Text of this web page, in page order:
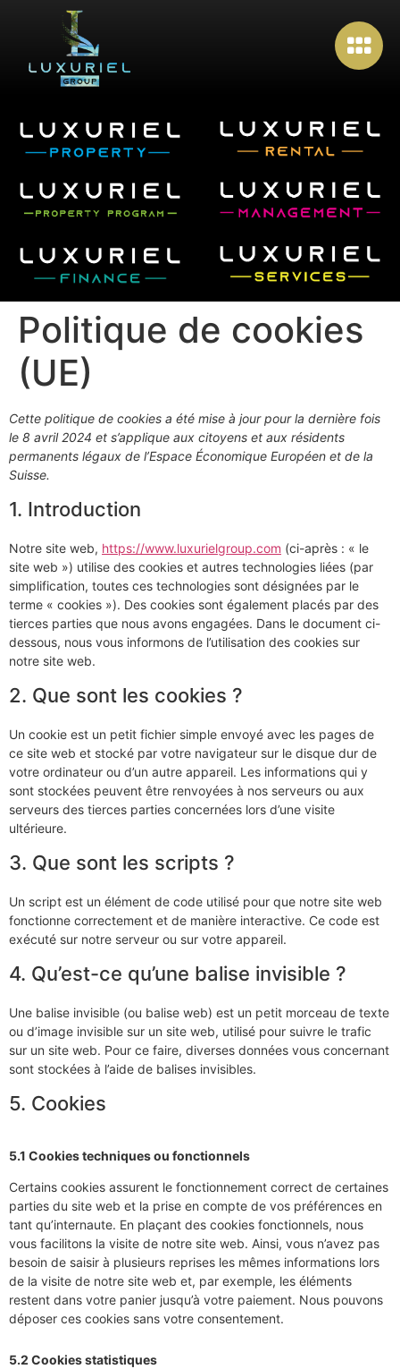
Politique de cookies
(UE)
Cette politique de cookies a été mise à jour pour la dernière fois
le 8 avril 2024 et s’applique aux citoyens et aux résidents
permanents légaux de l’Espace Économique Européen et de la
Suisse.
1. Introduction
Notre site web, https://www.luxurielgroup.com (ci-après : « le
site web ») utilise des cookies et autres technologies liées (par
simplification, toutes ces technologies sont désignées par le
terme « cookies »). Des cookies sont également placés par des
tierces parties que nous avons engagées. Dans le document ci-
dessous, nous vous informons de l’utilisation des cookies sur
notre site web.
2. Que sont les cookies ?
Un cookie est un petit fichier simple envoyé avec les pages de
ce site web et stocké par votre navigateur sur le disque dur de
votre ordinateur ou d’un autre appareil. Les informations qui y
sont stockées peuvent être renvoyées à nos serveurs ou aux
serveurs des tierces parties concernées lors d’une visite
ultérieure.
3. Que sont les scripts ?
Un script est un élément de code utilisé pour que notre site web
fonctionne correctement et de manière interactive. Ce code est
exécuté sur notre serveur ou sur votre appareil.
4. Qu’est-ce qu’une balise invisible ?
Une balise invisible (ou balise web) est un petit morceau de texte
ou d’image invisible sur un site web, utilisé pour suivre le trafic
sur un site web. Pour ce faire, diverses données vous concernant
sont stockées à l’aide de balises invisibles.
5. Cookies
5.1 Cookies techniques ou fonctionnels
Certains cookies assurent le fonctionnement correct de certaines
parties du site web et la prise en compte de vos préférences en
tant qu’internaute. En plaçant des cookies fonctionnels, nous
vous facilitons la visite de notre site web. Ainsi, vous n’avez pas
besoin de saisir à plusieurs reprises les mêmes informations lors
de la visite de notre site web et, par exemple, les éléments
restent dans votre panier jusqu’à votre paiement. Nous pouvons
déposer ces cookies sans votre consentement.
5.2 Cookies statistiques